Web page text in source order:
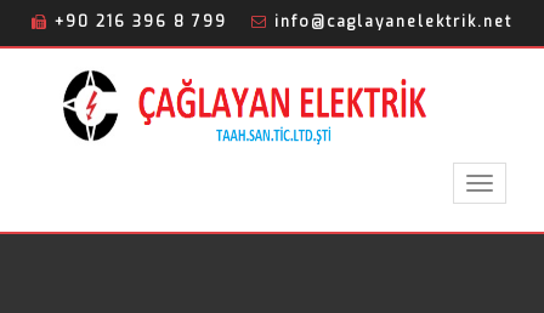
+90 216 396 8 799 info@caglayanelektrik.net
Toggle